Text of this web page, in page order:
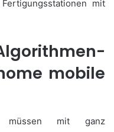
mit
mobile
müssen mit ganz